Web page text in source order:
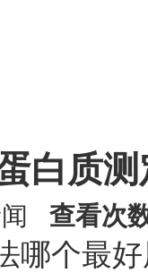
白质
闻 查看次
哪个最